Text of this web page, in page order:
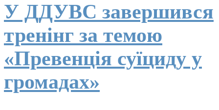
У ДДУВС завершився
тренінг за темою
«Превенція суїциду у
громадах»